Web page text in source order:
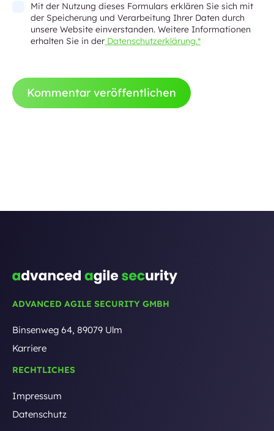
Mit der Nutzung dieses Formulars erklären Sie sich mit
der Speicherung und Verarbeitung Ihrer Daten durch
unsere Website einverstanden. Weitere Informationen
erhalten Sie in der Datenschutzerklärung.*
ADVANCED AGILE SECURITY GMBH
Binsenweg 64, 89079 Ulm
Karriere
RECHTLICHES
Impressum
Datenschutz